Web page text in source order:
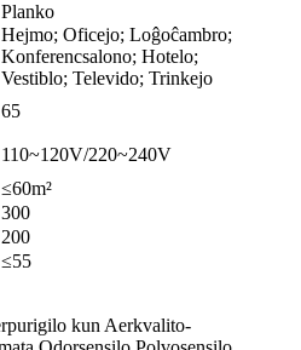
Planko
Hejmo; Oficejo; Loĝoĉambro;
Konferencsalono; Hotelo;
Vestiblo; Televido; Trinkejo
65
110~120V/220~240V
≤60m²
300
200
≤55